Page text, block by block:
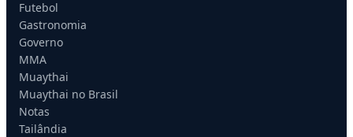
Futebol
Gastronomia
Governo
MMA
Muaythai
Muaythai no Brasil
Notas
Tailândia